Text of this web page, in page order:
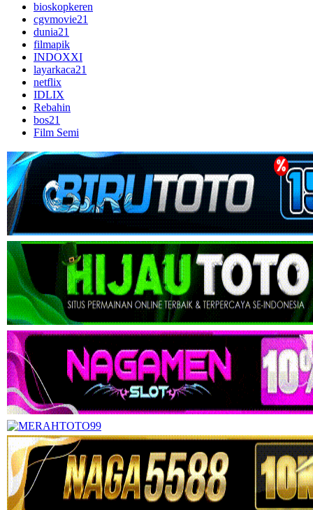
bioskopkeren
cgvmovie21
dunia21
filmapik
INDOXXI
layarkaca21
netflix
IDLIX
Rebahin
bos21
Film Semi